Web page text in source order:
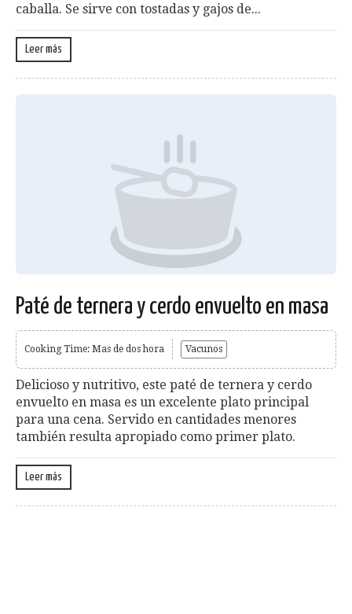
caballa. Se sirve con tostadas y gajos de...
Leer más
Paté de ternera y cerdo envuelto en masa
Cooking Time: Mas de dos hora Vacunos
Delicioso y nutritivo, este paté de ternera y cerdo
envuelto en masa es un excelente plato principal
para una cena. Servido en cantidades menores
también resulta apropiado como primer plato.
Leer más